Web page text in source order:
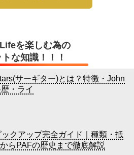
を楽しむ為の
な知識！！！
サーギター)とは？特徴・John
・ライ
クアップ完全ガイド｜種類・抵
らPAFの歴史まで徹底解説